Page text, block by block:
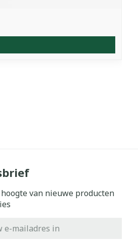
van nieuwe producten